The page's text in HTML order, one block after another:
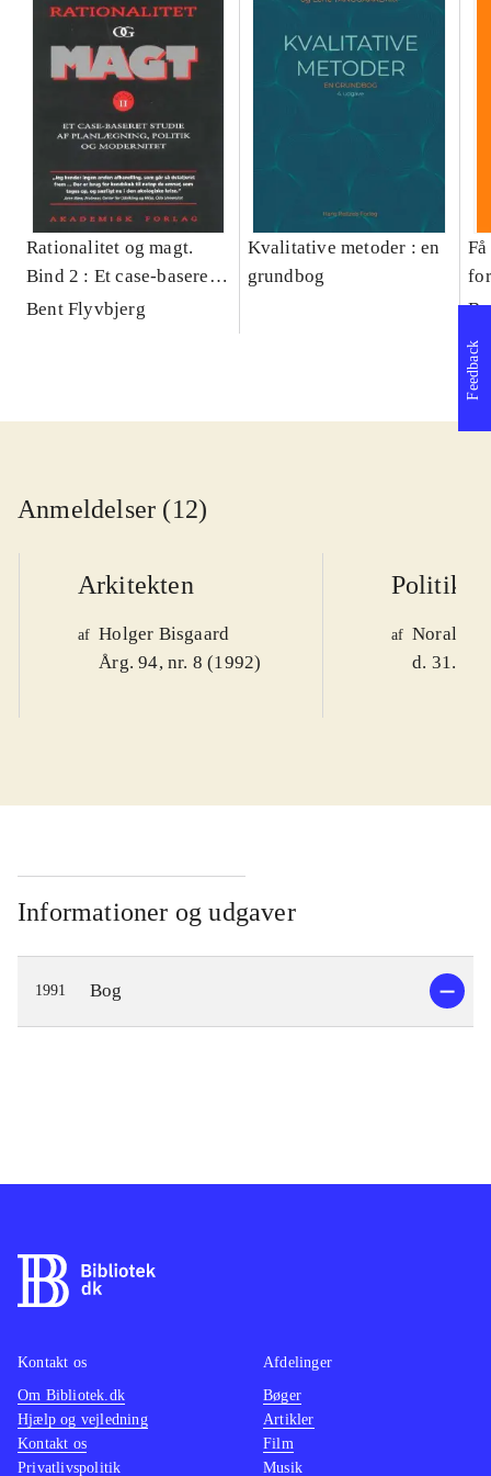
Rationalitet og magt.
Bind 2 : Et case-baseret
studie af planlægning,
Bent Flyvbjerg
Kvalitative metoder : en
grundbog
Anmeldelser (12)
Arkitekten
af Holger Bisgaard
Årg. 94, nr. 8 (1992)
Politiken
af Noralv
d. 31.
Informationer og udgaver
1991 Bog
Feedback
Kontakt os
Om Bibliotek.dk
Hjælp og vejledning
Kontakt os
Privatlivspolitik
Afdelinger
Bøger
Artikler
Film
Musik